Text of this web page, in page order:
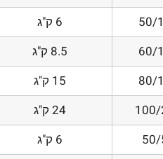
6 ק"ג
8.5 ק"ג
15 ק"ג
24 ק"ג
6 ק"ג